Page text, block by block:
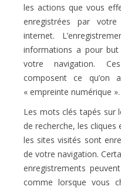
les actions que vous
enregistrées par votre
internet.
informations a pour
votre navigation.
composent ce qu’on
« empreinte numérique ».
Les mots clés tapés sur
de recherche, les cliques
les sites visités sont
de votre navigation.
enregistrements
comme lorsque vous